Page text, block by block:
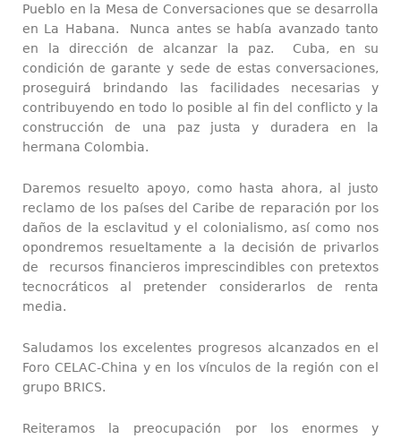
Pueblo en la Mesa de Conversaciones que se desarrolla
en La Habana. Nunca antes se había avanzado tanto
en la dirección de alcanzar la paz. Cuba, en su
condición de garante y sede de estas conversaciones,
proseguirá brindando las facilidades necesarias y
contribuyendo en todo lo posible al fin del conflicto y la
construcción de una paz justa y duradera en la
hermana Colombia.
Daremos resuelto apoyo, como hasta ahora, al justo
reclamo de los países del Caribe de reparación por los
daños de la esclavitud y el colonialismo, así como nos
opondremos resueltamente a la decisión de privarlos
de recursos financieros imprescindibles con pretextos
tecnocráticos al pretender considerarlos de renta
media.
Saludamos los excelentes progresos alcanzados en el
Foro CELAC-China y en los vínculos de la región con el
grupo BRICS.
Reiteramos la preocupación por los enormes y